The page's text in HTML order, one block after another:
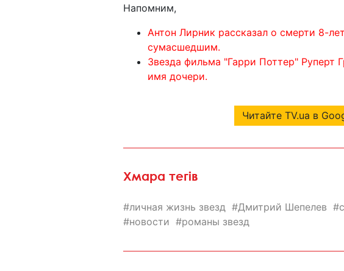
Напомним,
Антон Лирник рассказал о смерти 8-
сумасшедшим.
Звезда фильма "Гарри Поттер" Руперт
имя дочери.
Читайте TV.ua в
Хмара тегів
личная жизнь звезд Дмитрий Шепелев
новости
романы звезд